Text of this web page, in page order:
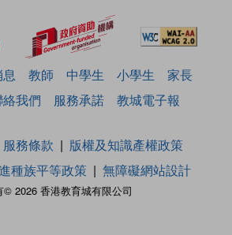
教師 中學生 小學生
家長
我們 服務承諾 教城電子報
© 2026 香港教育城有限公司
服務條款
版權及知識產權政策
種族平等政策 無障礙網站設計